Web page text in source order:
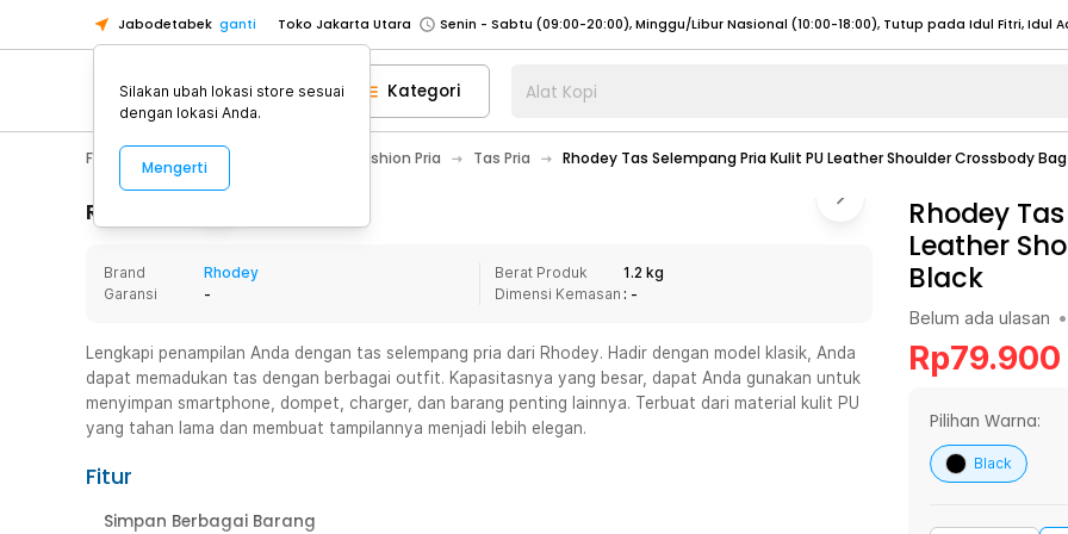
Jabodetabek ganti Toko Jakarta Utara
Toko Tangerang
Toko Cikupa
Pick n Go Jakarta Barat
Senin - Jumat (07:00 - 20:00), Sabtu - Minggu (08:00 - 20:00), Tutup pada Idul Fitri
Pick n Go Bekasi
Senin - Jumat (08:00 - 20:00), Sabtu - Minggu/ Libur Nasional (08:00 - 17:00) Selengkapnya
Senin - Jumat (08:00 - 20:00), Sabtu - Minggu/ Libur Nasional (08:00 - 17:00) Selengkapnya
Senin - Sabtu (09:00-20:00), Minggu/Libur Nasional (12:00-20:00), Tutup pada Idul Fitri
Senin - Sabtu (09:00-20:00), Minggu/Libur Nasional (12:00-20:00), Tutup pada Idul Fitri
Toko Tangerang
Toko Cikupa
Pick n Go Jakarta Barat
Senin - Jumat (07:00 - 20:00), Sabtu - Minggu (08:00 - 20:00), Tutup pada Idul Fitri
Senin - Jumat (08:00 - 20:00), Sabtu - Minggu/ Libur Nasional (08:00 - 17:00) Selengkapnya
Kategori Alat Kopi
Fashion, Make Up & Beauty Care Fashion Pria Tas Pria Rhodey Tas Selempang Pria Kulit PU Leather Shoulder Crossbody
Rincian Produk
Brand
Rhodey
Garansi
-
Berat Produk
1.2 kg
Dimensi Kemasan : -
Lengkapi penampilan Anda dengan tas selempang pria dari Rhodey. Hadir dengan model klasik, Anda
dapat memadukan tas dengan berbagai outfit. Kapasitasnya yang besar, dapat Anda gunakan untuk
menyimpan smartphone, dompet, charger, dan barang penting lainnya. Terbuat dari material kulit PU
yang tahan lama dan membuat tampilannya menjadi lebih elegan.
Fitur
Simpan Berbagai Barang
Rhodey
Leather
Black
Belum ada ulasan •
Rp79.900
Pilihan Warna:
Black
Silakan ubah lokasi store sesuai
dengan lokasi Anda.
Mengerti